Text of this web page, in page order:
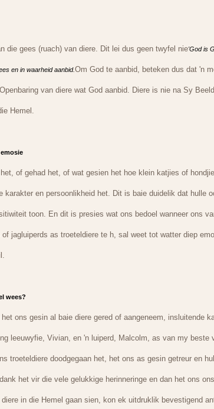
die gees (ruach) van diere. Dit lei dus geen twyfel nie'God is
en in waarheid aanbid.Om God te aanbid, beteken dus dat 'n
van diere wat God aanbid. Diere is nie na Sy
Hemel.
of gehad het, of wat gesien het hoe klein katjies of
karakter en persoonlikheid het. Dit is baie duidelik dat hulle
toon. En dit is presies wat ons bedoel wanneer ons
jagluiperds as troeteldiere te h, sal weet tot watter diep
wees?
het ons gesin al baie diere gered of aangeneem, insluitende
leeuwyfie, Vivian, en 'n luiperd, Malcolm, as van my beste
troeteldiere doodgegaan het, het ons as gesin getreur en
het vir die vele gelukkige herinneringe en dan het ons
in die Hemel gaan sien, kon ek uitdruklik bevestigend